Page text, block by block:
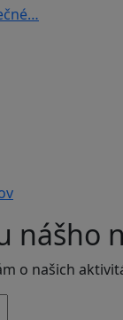
nášho
o našich